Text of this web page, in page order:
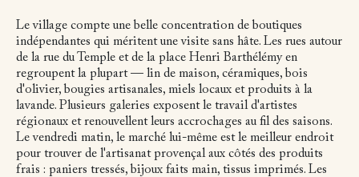
Le village compte une belle concentration de boutiques
indépendantes qui méritent une visite sans hâte. Les rues autour
de la rue du Temple et de la place Henri Barthélémy en
regroupent la plupart — lin de maison, céramiques, bois
d'olivier, bougies artisanales, miels locaux et produits à la
lavande. Plusieurs galeries exposent le travail d'artistes
régionaux et renouvellent leurs accrochages au fil des saisons.
Le vendredi matin, le marché lui-même est le meilleur endroit
pour trouver de l'artisanat provençal aux côtés des produits
frais : paniers tressés, bijoux faits main, tissus imprimés. Les